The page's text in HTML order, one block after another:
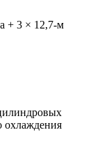
+ 3 × 12,7-м
охлаждения